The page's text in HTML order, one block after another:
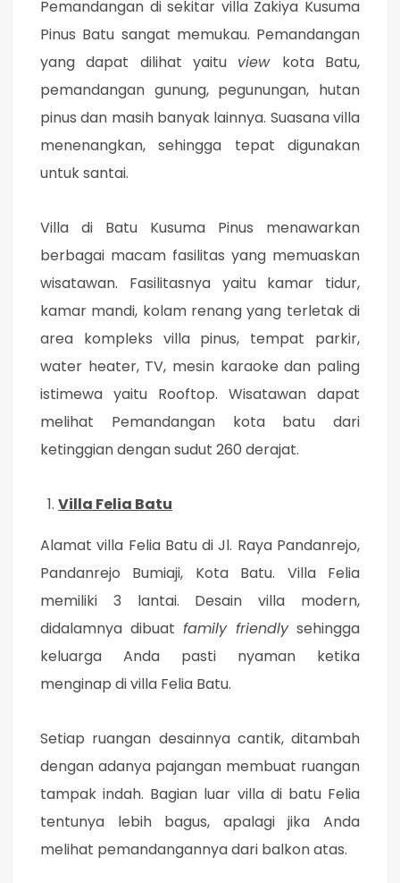
Pemandangan di sekitar villa Zakiya Kusuma
Pinus Batu sangat memukau. Pemandangan
yang dapat dilihat yaitu view kota Batu,
pemandangan gunung, pegunungan, hutan
pinus dan masih banyak lainnya. Suasana villa
menenangkan, sehingga tepat digunakan
untuk santai.
Villa di Batu Kusuma Pinus menawarkan
berbagai macam fasilitas yang memuaskan
wisatawan. Fasilitasnya yaitu kamar tidur,
kamar mandi, kolam renang yang terletak di
area kompleks villa pinus, tempat parkir,
water heater, TV, mesin karaoke dan paling
istimewa yaitu Rooftop. Wisatawan dapat
melihat Pemandangan kota batu dari
ketinggian dengan sudut 260 derajat.
Villa Felia Batu
Alamat villa Felia Batu di Jl. Raya Pandanrejo,
Pandanrejo Bumiaji, Kota Batu. Villa Felia
memiliki 3 lantai. Desain villa modern,
didalamnya dibuat family friendlysehingga
keluarga Anda pasti nyaman ketika
menginap di villa Felia Batu.
Setiap ruangan desainnya cantik, ditambah
dengan adanya pajangan membuat ruangan
tampak indah. Bagian luar villa di batu Felia
tentunya lebih bagus, apalagi jika Anda
melihat pemandangannya dari balkon atas.